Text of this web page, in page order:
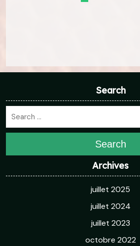
Search
Search
Archives
juillet 2025
juillet 2024
juillet 2023
octobre 2022